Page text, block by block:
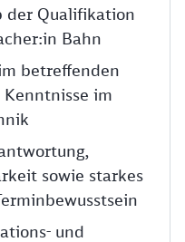
der Qualifikation
Bahn
betreffenden
im
sowie starkes
und